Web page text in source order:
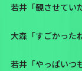
若井「観させてい
大森「すごかった
若井「やっぱいつ